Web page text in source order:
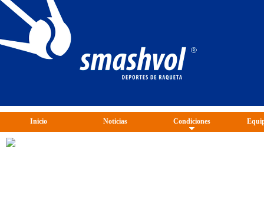
Inicio Noticias Condiciones